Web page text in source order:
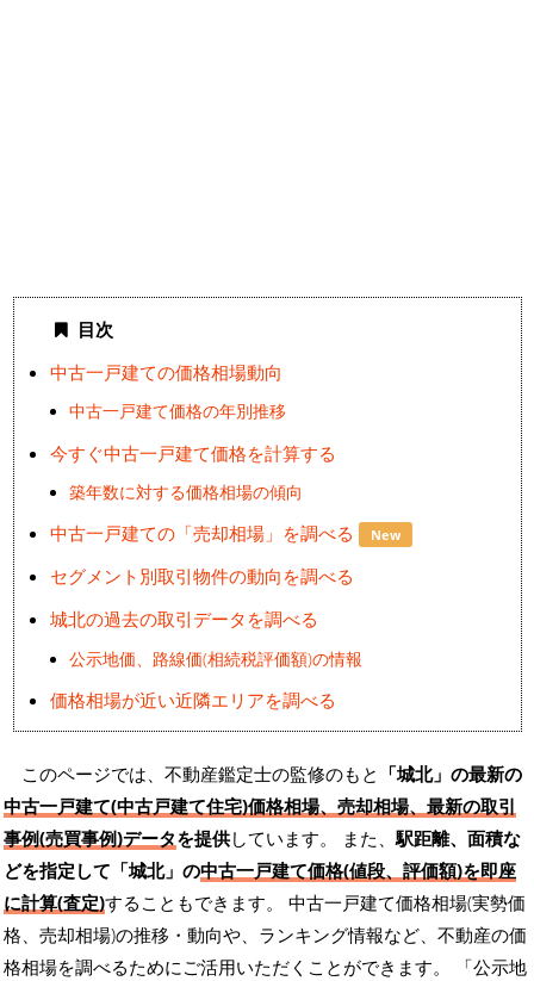
目次
中古一戸建ての価格相場動向
中古一戸建て価格の年別推移
今すぐ中古一戸建て価格を計算する
築年数に対する価格相場の傾向
中古一戸建ての「売却相場」を調べる New
セグメント別取引物件の動向を調べる
城北の過去の取引データを調べる
公示地価、路線価(相続税評価額)の情報
価格相場が近い近隣エリアを調べる
このページでは、不動産鑑定士の監修のもと 「城北」の最新の
中古一戸建て(中古戸建て住宅)価格相場、売却相場、最新の取引
事例(売買事例)データを提供しています。 また、駅距離、面積な
どを指定して「城北」の中古一戸建て価格(値段、評価額)を即座
に計算(査定)することもできます。 中古一戸建て価格相場(実勢価
格、売却相場)の推移・動向や、ランキング情報など、不動産の価
格相場を調べるためにご活用いただくことができます。
「公示地